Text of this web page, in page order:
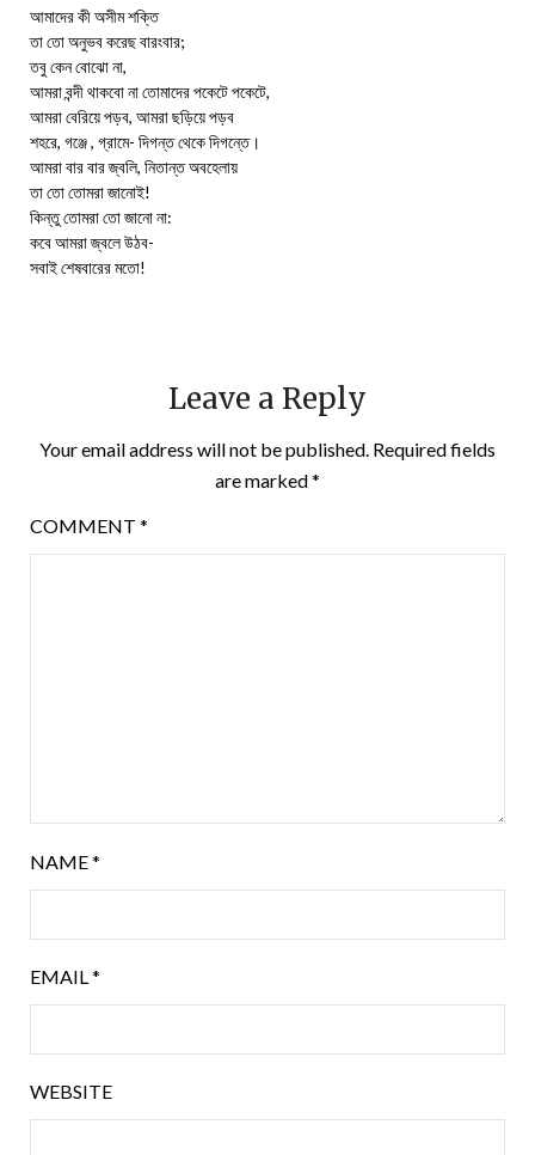
আমাদের কী অসীম শক্তি
তা তো অনুভব করেছ বারংবার;
তবু কেন বোঝো না,
আমরা বন্দী থাকবো না তোমাদের পকেটে পকেটে,
আমরা বেরিয়ে পড়ব, আমরা ছড়িয়ে পড়ব
শহরে, গঞ্জে , গ্রামে- দিগন্ত থেকে দিগন্তে।
আমরা বার বার জ্বলি, নিতান্ত অবহেলায়
তা তো তোমরা জানোই!
কিন্তু তোমরা তো জানো না:
কবে আমরা জ্বলে উঠব-
সবাই শেষবারের মতো!
Leave a Reply
Your email address will not be published. Required fields
are marked*
COMMENT *
NAME*
EMAIL*
WEBSITE